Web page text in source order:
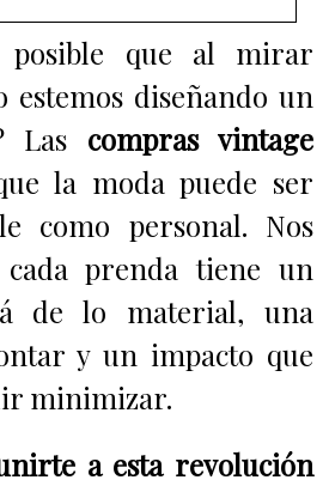
posible que al mirar
estemos diseñando un
Las compras vintage
la moda puede ser
como personal. Nos
prenda tiene un
de lo material, una
y un impacto que
minimizar.
a esta revolución